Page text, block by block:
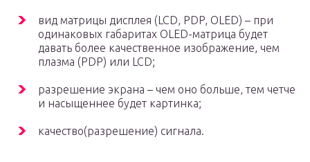
вид матрицы дисплея (LCD, PDP, OLED) – при
одинаковых габаритах OLED-матрица будет
давать более качественное изображение, чем
плазма (PDP) или LCD;
разрешение экрана – чем оно больше, тем четче
и насыщеннее будет картинка;
качество(разрешение) сигнала.